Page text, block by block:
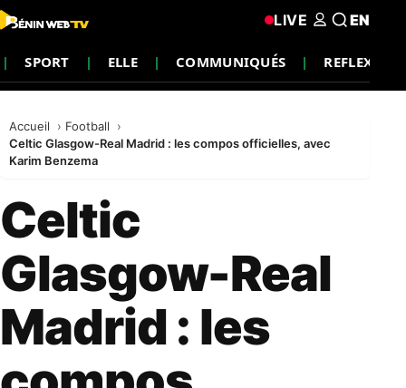
SPORT ELLE COMMUNIQUÉS REFLEXION
LIVE EN
Accueil
Football
Celtic Glasgow-Real Madrid : les compos officielles, avec
Karim Benzema
Celtic
Glasgow-Real
Madrid : les